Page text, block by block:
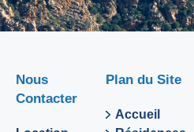
Nous
Contacter
Plan du Site
Accueil